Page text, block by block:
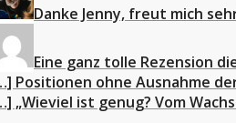
Danke Jenny, freut mich
Eine ganz tolle Rezension
Positionen ohne Ausnahme
„Wieviel ist genug? Vom